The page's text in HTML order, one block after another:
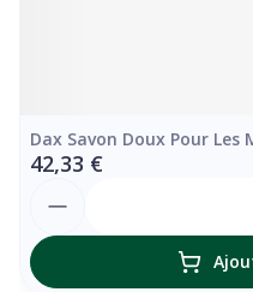
Dax Savon Doux Pour Les
42,33 €